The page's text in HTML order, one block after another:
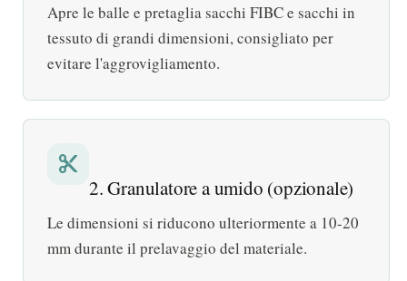
Apre le balle e pretaglia sacchi FIBC e sacchi in
tessuto di grandi dimensioni, consigliato per
evitare l'aggrovigliamento.
content_cut
2. Granulatore a umido (opzionale)
Le dimensioni si riducono ulteriormente a 10-20
mm durante il prelavaggio del materiale.